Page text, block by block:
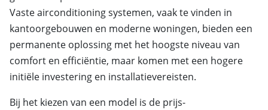
Vaste airconditioning systemen, vaak te vinden in
kantoorgebouwen en moderne woningen, bieden een
permanente oplossing met het hoogste niveau van
comfort en efficiëntie, maar komen met een hogere
initiële investering en installatievereisten.
Bij het kiezen van een model is de prijs-